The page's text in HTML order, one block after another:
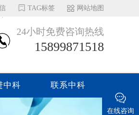
TAG标签 网站地图
24小时免费咨询热线
15899871518
中科 联系中科
在线咨询